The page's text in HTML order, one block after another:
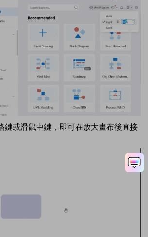
鍵或滑鼠中鍵，即可在放大畫布後直接